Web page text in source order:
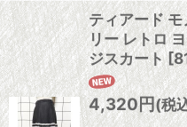
ティアード
リー レトロ
ジスカート[
4,320円(税